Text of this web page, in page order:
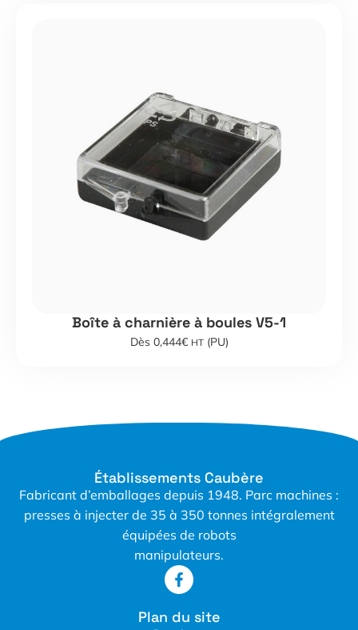
Boîte à charnière à boules V5-1
Dès 0,444€ HT(PU)
Établissements Caubère
Fabricant d’emballages depuis 1948. Parc machines :
presses à injecter de 35 à 350 tonnes intégralement
équipées de robots
manipulateurs.
Plan du site